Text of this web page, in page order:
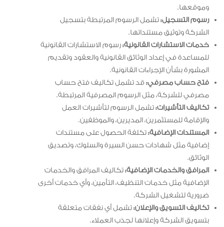
وموقعها.
رسوم التسجيل:تشمل الرسوم المرتبطة بتسجيل
الشركة وتوثيق مستنداتها.
خدمات الاستشارات القانونية:رسوم الاستشارات القانونية
للمساعدة في إعداد الوثائق القانونية والعقود وتقديم
المشورة بشأن الإجراءات القانونية.
فتح حساب مصرفي:قد تشمل تكاليف فتح حساب
مصرفي للشركة، مثل الرسوم المصرفية المرتبطة.
تكاليف التأشيرات:تشمل الرسوم لتأشيرات العمل
والإقامة للمستثمرين، المديرين، والموظفين.
المستندات الإضافية:تكلفة الحصول على مستندات
إضافية مثل شهادات حسن السيرة والسلوك، وتصديق
الوثائق.
المرافق والخدمات الإضافية:تكاليف المرافق والخدمات
الإضافية مثل خدمات التنظيف، التأمين، وأي خدمات أخرى
ضرورية لتشغيل الشركة.
تكاليف التسويق والإعلان:تشمل أي نفقات متعلقة
بتسويق الشركة وإعلانها لجذب العملاء.